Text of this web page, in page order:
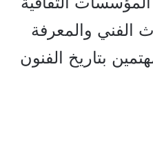
الفني والمعرفة
بتاريخ الفنون